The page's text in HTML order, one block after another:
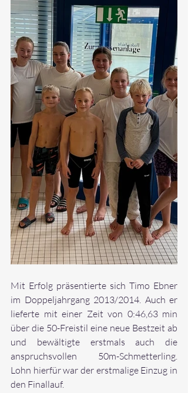
Mit Erfolg präsentierte sich Timo Ebner
im Doppeljahrgang 2013/2014. Auch er
lieferte mit einer Zeit von 0:46,63 min
über die 50-Freistil eine neue Bestzeit ab
und bewältigte erstmals auch die
anspruchsvollen 50m-Schmetterling.
Lohn hierfür war der erstmalige Einzug in
den Finallauf.